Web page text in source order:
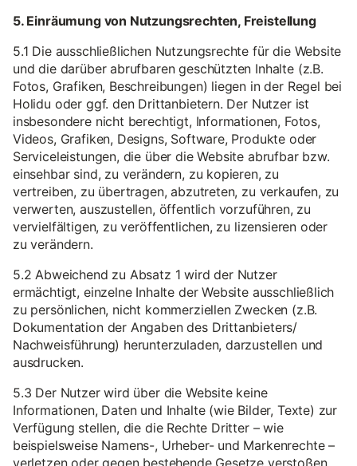
5. Einräumung von Nutzungsrechten, Freistellung
5.1 Die ausschließlichen Nutzungsrechte für die Website
und die darüber abrufbaren geschützten Inhalte (z.B.
Fotos, Grafiken, Beschreibungen) liegen in der Regel bei
Holidu oder ggf. den Drittanbietern. Der Nutzer ist
insbesondere nicht berechtigt, Informationen, Fotos,
Videos, Grafiken, Designs, Software, Produkte oder
Serviceleistungen, die über die Website abrufbar bzw.
einsehbar sind, zu verändern, zu kopieren, zu
vertreiben, zu übertragen, abzutreten, zu verkaufen, zu
verwerten, auszustellen, öffentlich vorzuführen, zu
vervielfältigen, zu veröffentlichen, zu lizensieren oder
zu verändern.
5.2 Abweichend zu Absatz 1 wird der Nutzer
ermächtigt, einzelne Inhalte der Website ausschließlich
zu persönlichen, nicht kommerziellen Zwecken (z.B.
Dokumentation der Angaben des Drittanbieters/
Nachweisführung) herunterzuladen, darzustellen und
ausdrucken.
5.3 Der Nutzer wird über die Website keine
Informationen, Daten und Inhalte (wie Bilder, Texte) zur
Verfügung stellen, die die Rechte Dritter – wie
beispielsweise Namens-, Urheber- und Markenrechte –